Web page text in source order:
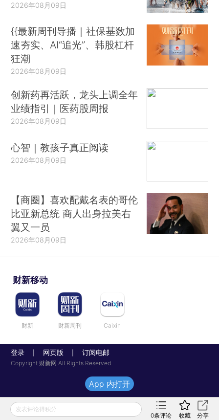
2026年08月09日
{{最新周刊导播｜社保基数加
速夯实、AI“追光”、韩股杠杆
狂潮
2026年08月09日
创新药再活跃，龙头上调全年
业绩指引｜医药股周报
2026年08月09日
心智｜教孩子真正阅读
2026年08月09日
【商圈】喜欢配戴名表的哥伦
比亚新总统 商人出身拉美右
翼又一员
2026年08月09日
财新移动
财新 财新周刊 Caixin
登录 网页版 订阅电邮
Copyright 财新网 All Rights Reserved
发表评论得积分
0条评论 收藏 分享
App 内打开